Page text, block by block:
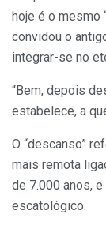
hoje é o mesmo
convidou o
integrar-se no
“Bem, depois
estabelece, a
O “descanso”
mais remota
de 7.000 anos,
escatológico.